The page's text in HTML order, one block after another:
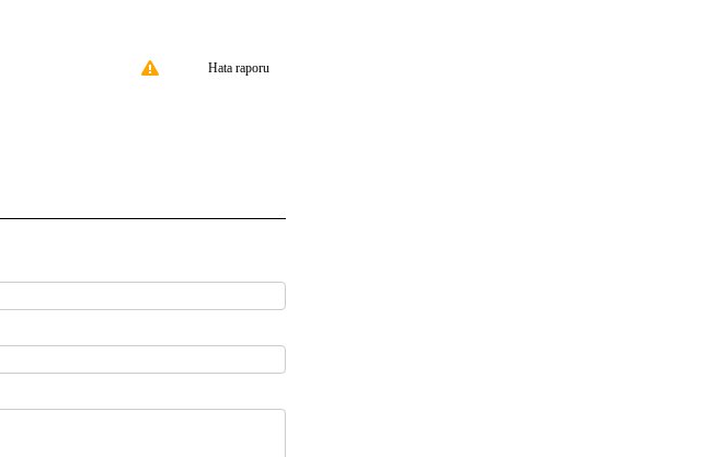
Hata raporu